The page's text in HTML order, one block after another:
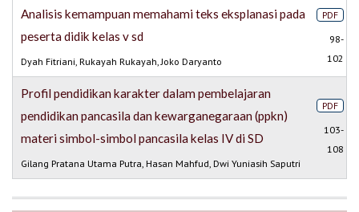
Analisis kemampuan memahami teks eksplanasi pada
peserta didik kelas v sd
Dyah Fitriani, Rukayah Rukayah, Joko Daryanto
PDF
98-
102
Profil pendidikan karakter dalam pembelajaran
pendidikan pancasila dan kewarganegaraan (ppkn)
materi simbol-simbol pancasila kelas IV di SD
Gilang Pratana Utama Putra, Hasan Mahfud, Dwi Yuniasih Saputri
PDF
103-
108